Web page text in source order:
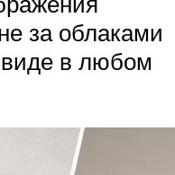
за облаками
в любом